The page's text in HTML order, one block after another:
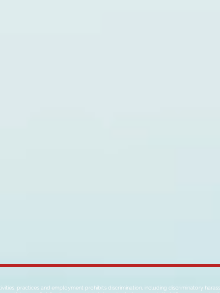
practices and employment prohibits discrimination, including discriminatory